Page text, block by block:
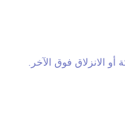
الانزلاق فوق الآخر.